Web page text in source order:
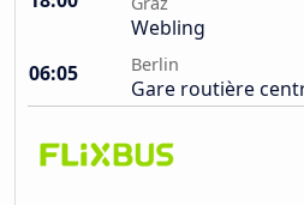
Webling
06:05
Berlin
Gare routière